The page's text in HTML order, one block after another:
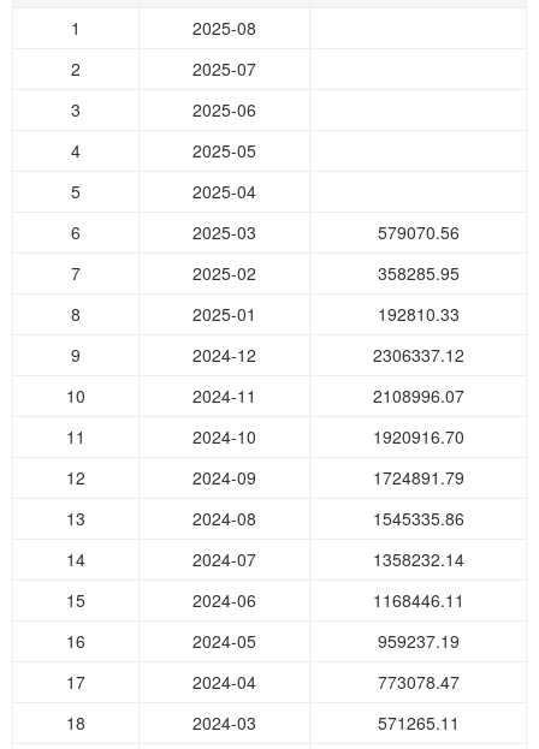
1
2025-08
2
2025-07
3
2025-06
4
2025-05
5
2025-04
6
2025-03
579070.56
7
2025-02
358285.95
8
2025-01
192810.33
9
2024-12
2306337.12
10
2024-11
2108996.07
11
2024-10
1920916.70
12
2024-09
1724891.79
13
2024-08
1545335.86
14
2024-07
1358232.14
15
2024-06
1168446.11
16
2024-05
959237.19
17
2024-04
773078.47
18
2024-03
571265.11